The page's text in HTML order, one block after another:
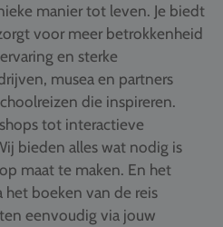
manier tot leven. Je biedt
voor meer betrokkenheid
en sterke
musea en partners
die inspireren.
tot interactieve
bieden alles wat nodig is
maat te maken. En het
boeken van de reis
eenvoudig via jouw